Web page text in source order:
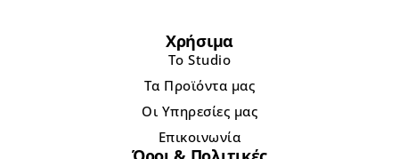
Χρήσιμα
Το Studio
Τα Προϊόντα μας
Οι Υπηρεσίες μας
Επικοινωνία